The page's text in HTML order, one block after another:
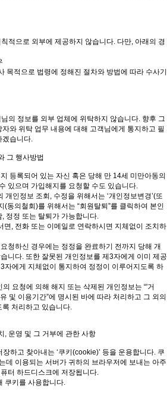
적으로 외부에 제공하지 않습니다. 다만, 아래의 경
목적으로 법령에 정해진 절차와 방법에 따라 수사기
의 정보를 외부 업체에 위탁하지 않습니다. 향후 그
와 위탁 업무 내용에 대해 고객님에게 통지하고 필
겠습니다.
그 행사방법
등록되어 있는 자신 혹은 당해 만 14세 미만아동의
있으며 가입해지를 요청할 수도 있습니다.
개인정보 조회, 수정을 위해서는 ‘개인정보변경’(또
(동의철회)를 위해서는 “회원탈퇴”를 클릭하여 본인
정정 또는 탈퇴가 가능합니다.
면, 전화 또는 이메일로 연락하시면 지체없이 조치하
청하신 경우에는 정정을 완료하기 전까지 당해 개
니다. 또한 잘못된 개인정보를 제3자에게 이미 제공
자에게 지체없이 통지하여 정정이 이루어지도록 하
요청에 의해 해지 또는 삭제된 개인정보는 “'거
및 이용기간”에 명시된 바에 따라 처리하고 그 외의
처리하고 있습니다.
, 운영 및 그 거부에 관한 사항
하고 찾아내는 ‘쿠키(cookie)’ 등을 운용합니다. 쿠
데 이용되는 서버가 귀하의 브라우저에 보내는 아주
터 하드디스크에 저장됩니다.
쿠키를 사용합니다.